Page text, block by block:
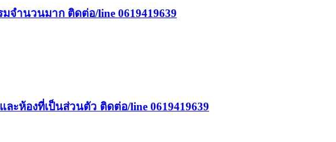
จำนวนมาก ติดต่อ/line 0619419639
ะห้องที่เป็นส่วนตัว ติดต่อ/line 0619419639